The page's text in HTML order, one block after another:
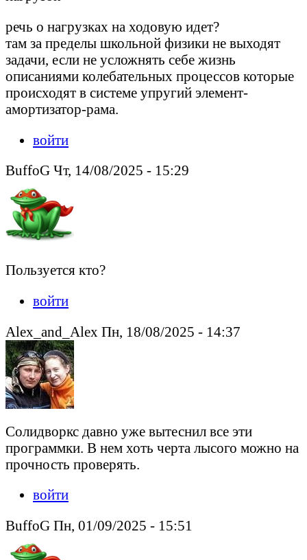
речь о нагрузках на ходовую идет?
там за пределы школьной физики не выходят
задачи, если не усложнять себе жизнь
описаниями колебательных процессов которые
происходят в системе упругий элемент-
амортизатор-рама.
войти
BuffoG Чт, 14/08/2025 - 15:29
Пользуется кто?
войти
Alex_and_Alex Пн, 18/08/2025 - 14:37
Солидворкс давно уже вытеснил все эти
программки. В нем хоть черта лысого можно на
прочность проверять.
войти
BuffoG Пн, 01/09/2025 - 15:51